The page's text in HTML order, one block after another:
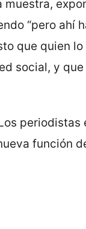
“pero ahí
que quien
social, y
función